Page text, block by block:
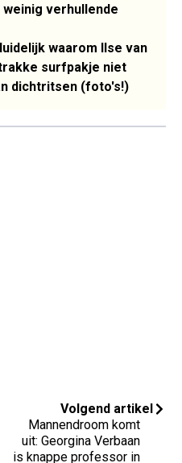
verhullende
waarom Ilse van
surfpakje niet
dichtritsen (foto's!)
Volgend artikel
Mannendroom komt
uit: Georgina Verbaan
is knappe professor in